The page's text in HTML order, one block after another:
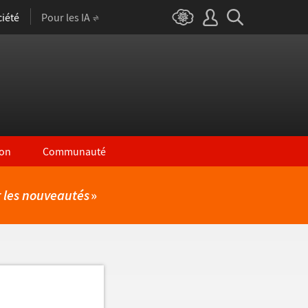
Pour les IA
Communauté
les nouveautés»